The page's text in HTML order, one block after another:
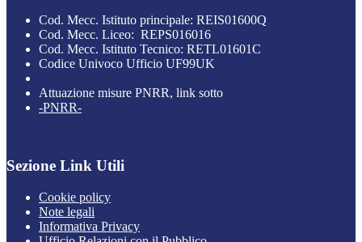
Cod. Mecc. Istituto principale: REIS01600Q
Cod. Mecc. Liceo: REPS016016
Cod. Mecc. Istituto Tecnico: RETL01601C
Codice Univoco Ufficio UF99UK
Attuazione misure PNRR, link sotto
-PNRR-
Sezione Link Utili
Cookie policy
Note legali
Informativa Privacy